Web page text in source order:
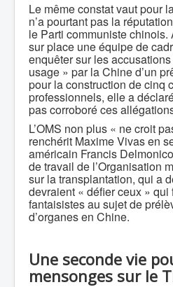
Le même constat vaut pour
n’a pourtant pas la
le Parti communiste
sur place une équipe de
enquêter sur les
usage » par la Chine d’un
pour la construction de cinq
professionnels, elle a
pas corroboré ces
L’OMS non plus « ne croit
renchérit Maxime Vivas en
américain Francis
de travail de l’Organisation
sur la transplantation, qui a
devraient « défier ceux »
fantaisistes au sujet de
d’organes en Chine.
Une seconde vie
mensonges sur le